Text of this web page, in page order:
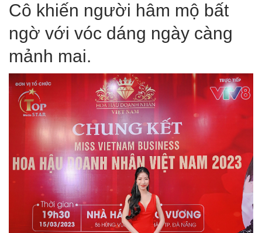
Cô khiến người hâm mộ bất
ngờ với vóc dáng ngày càng
mảnh mai.